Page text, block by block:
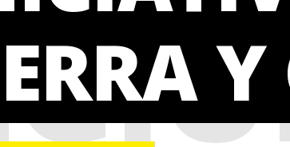
Y